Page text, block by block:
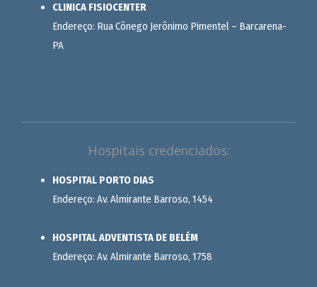
CLINICA FISIOCENTER
Endereço: Rua Cônego Jerônimo Pimentel – Barcarena-
PA
Hospitais credenciados:
HOSPITAL PORTO DIAS
Endereço: Av. Almirante Barroso, 1454
HOSPITAL ADVENTISTA DE BELÉM
Endereço: Av. Almirante Barroso, 1758